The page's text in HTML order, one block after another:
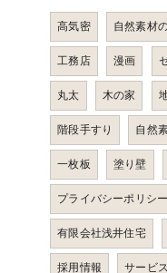
高気密 自然素材
工務店 漫画
丸太 木の家
階段手すり 自然
一枚板 塗り壁
プライバシーポリシー
有限会社浅井住宅
採用情報 サービス